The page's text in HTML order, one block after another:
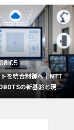
、警備会社で制服の見直
したいのか｜夏服見直し
たい実務ポイント